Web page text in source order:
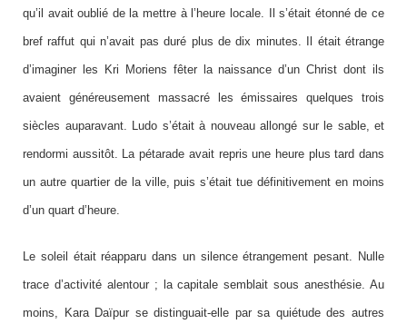
qu’il avait oublié de la mettre à l’heure locale. Il s’était étonné de ce
bref raffut qui n’avait pas duré plus de dix minutes. Il était étrange
d’imaginer les Kri Moriens fêter la naissance d’un Christ dont ils
avaient généreusement massacré les émissaires quelques trois
siècles auparavant. Ludo s’était à nouveau allongé sur le sable, et
rendormi aussitôt. La pétarade avait repris une heure plus tard dans
un autre quartier de la ville, puis s’était tue définitivement en moins
d’un quart d’heure.
Le soleil était réapparu dans un silence étrangement pesant. Nulle
trace d’activité alentour ; la capitale semblait sous anesthésie. Au
moins, Kara Daïpur se distinguait-elle par sa quiétude des autres